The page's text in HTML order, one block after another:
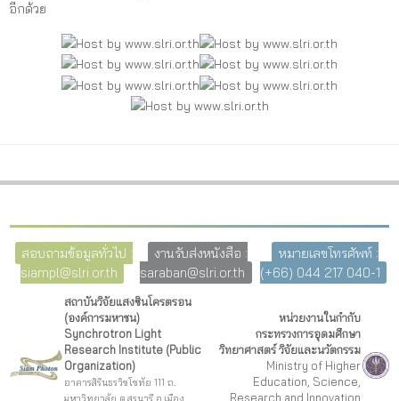
อีกด้วย
สอบถามข้อมูลทั่วไป :
siampl@slri.or.th
งานรับส่งหนังสือ :
saraban@slri.or.th
หมายเลขโทรศัพท์ :
(+66) 044 217 040-1
สถาบันวิจัยแสงซินโครตรอน
(องค์การมหาชน)
Synchrotron Light
Research Institute (Public
Organization)
อาคารสิรินธรวิชโชทัย 111 ถ.
มหาวิทยาลัย ต.สุรนารี อ.เมือง
หน่วยงานในกำกับ
กระทรวงการอุดมศึกษา
วิทยาศาสตร์ วิจัยและนวัตกรรม
Ministry of Higher
Education, Science,
Research and Innovation